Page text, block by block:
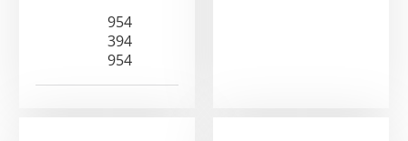
954
394
954